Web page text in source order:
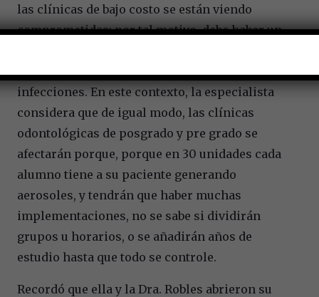
las clínicas de bajo costo se están viendo
comprometidas; por tal motivo, debe haber un
infecciones. En este contexto, la especialista
considera que de igual modo, las clínicas
odontológicas de posgrado y pre grado se
afectarán porque, porque en 30 unidades cada
alumno tiene a su paciente generando
aerosoles, y tendrán que haber muchas
implementaciones, no se sabe si dividirán
grupos u horarios, o se añadirán años de
estudio hasta que todo se controle.
Recordó que ella y la Dra. Robles abrieron su